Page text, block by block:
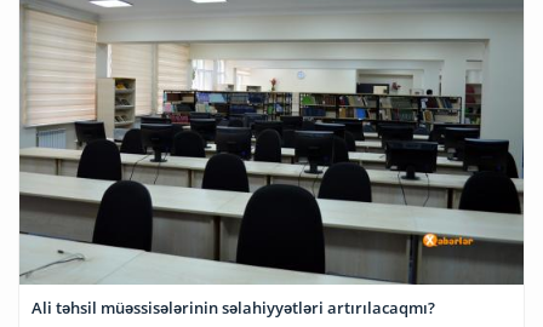
Ali təhsil müəssisələrinin səlahiyyətləri artırılacaqmı?